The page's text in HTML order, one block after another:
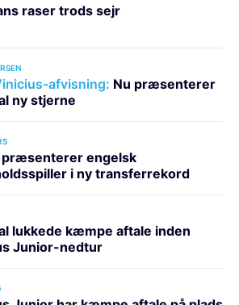
raser trods sejr
afvisning: Nu præsenterer
ny stjerne
præsenterer engelsk
i ny transferrekord
lukkede kæmpe aftale inden
Junior-nedtur